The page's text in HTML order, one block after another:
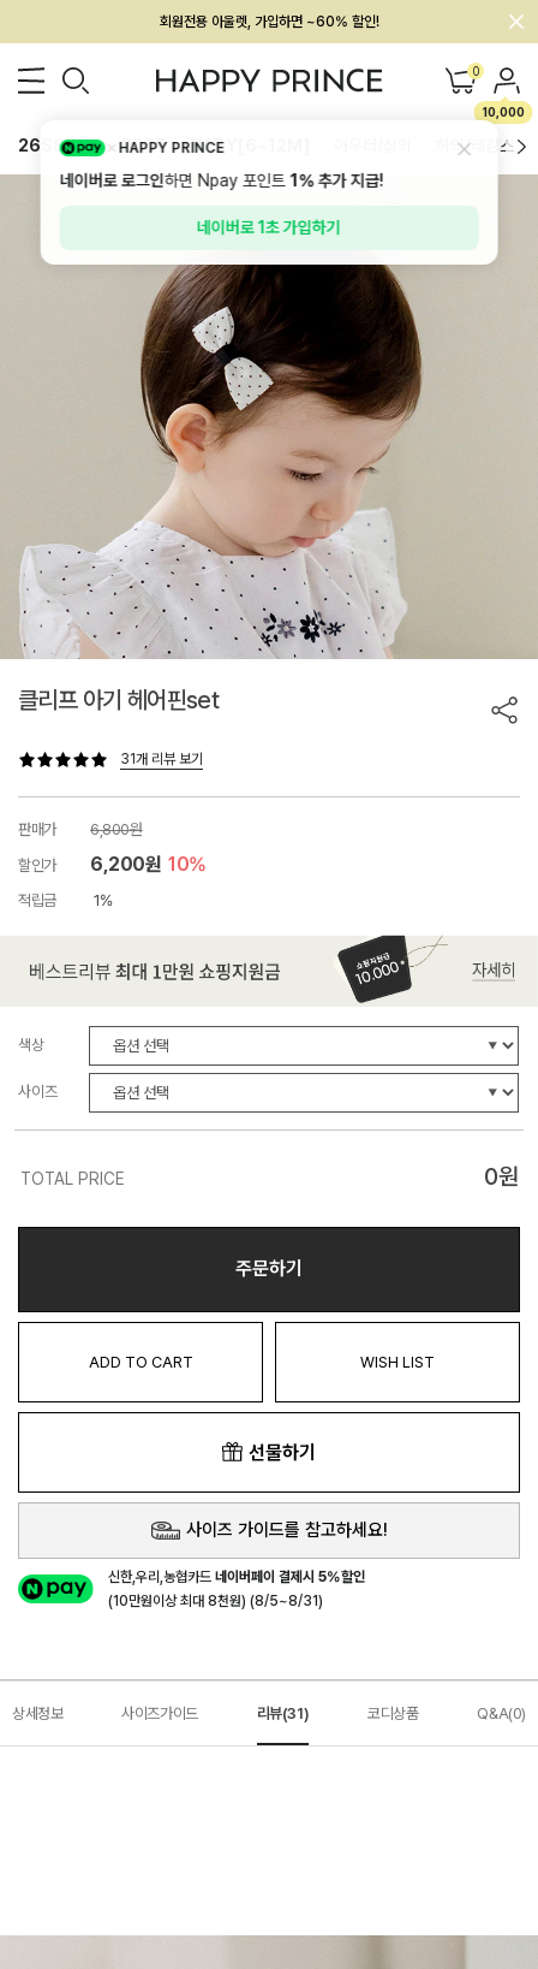
회원전용 아울렛, 가입하면 ~60% 할인!
멤버십 최대 28,000원 혜택 0
10,000
26SS 신상 BEST BABY[6~12M] 하의/레깅스
클리프 아기 헤어핀set
31개 리뷰 보기
판매가
6,800원
할인가
6,200원 10%
적립금 1%
색상
사이즈
TOTAL PRICE 0원
주문하기
ADD TO CART WISH LIST
선물하기
사이즈 가이드를 참고하세요!
신한,우리,농협카드네이버페이 결제시 5%할인
(10만원이상 최대 8천원) (8/5~8/31)
상세정보 사이즈가이드 리뷰(31) 코디상품 Q&A(0)
HAPPY PRINCE
네이버로 로그인하면 Npay 포인트1%추가 지급!
네이버로 1초 가입하기